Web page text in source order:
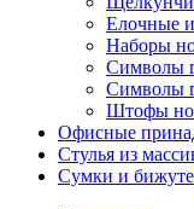
Елочные
Наборы
Символы
Символы
Штофы
Офисные
Стулья из
Сумки и